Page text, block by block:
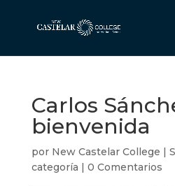
Carlos
bienvenida
por New Castelar College |
categoría | 0 Comentarios